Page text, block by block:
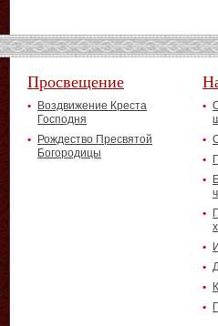
Просвещение
Воздвижение Креста
Господня
Рождество Пресвятой
Богородицы